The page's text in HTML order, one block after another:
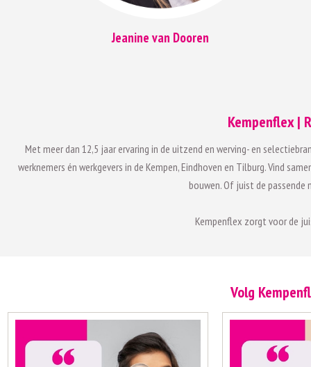
Jeanine van Dooren
Kempenflex |
Met meer dan 12,5 jaar ervaring in de uitzend en werving- en
werknemers én werkgevers in de Kempen, Eindhoven en Tilburg. Vind
bouwen. Of juist de
Kempenflex zorgt voor de
Volg